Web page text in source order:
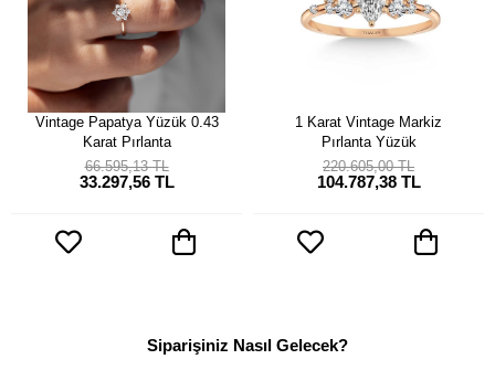
Vintage Papatya Yüzük 0.43
Karat Pırlanta
33.297,56 TL
66.595,13 TL
1 Karat Vintage Markiz
Pırlanta Yüzük
104.787,38 TL
220.605,00 TL
Siparişiniz Nasıl Gelecek?